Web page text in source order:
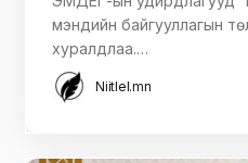
мэндийн байгууллагын
хуралдлаа.…
Niitlel.mn